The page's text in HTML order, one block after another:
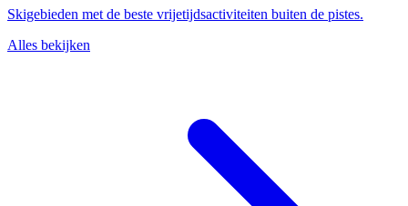
Skigebieden met de beste vrijetijdsactiviteiten buiten de pistes.
Alles bekijken